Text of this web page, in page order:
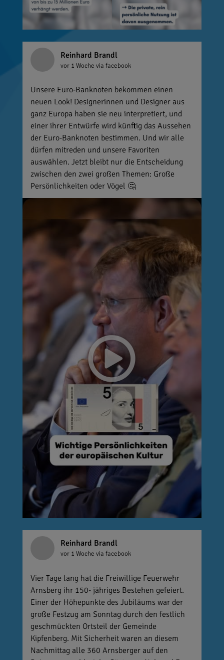
Reinhard Brandl
vor 1 Woche via facebook
Unsere Euro-Banknoten bekommen einen
neuen Look! Designerinnen und Designer aus
ganz Europa haben sie neu interpretiert, und
einer ihrer Entwürfe wird künftig das Aussehen
der Euro-Banknoten bestimmen. Und wir alle
dürfen mitreden und unsere Favoriten
auswählen. Jetzt bleibt nur die Entscheidung
zwischen den zwei großen Themen: Große
Persönlichkeiten oder Vögel 🤔
Reinhard Brandl
vor 1 Woche via facebook
Vier Tage lang hat die Freiwillige Feuerwehr
Arnsberg ihr 150- jähriges Bestehen gefeiert.
Einer der Höhepunkte des Jubiläums war der
große Festzug am Sonntag durch den festlich
geschmückten Ortsteil der Gemeinde
Kipfenberg. Mit Sicherheit waren an diesem
Nachmittag alle 360 Arnsberger auf den